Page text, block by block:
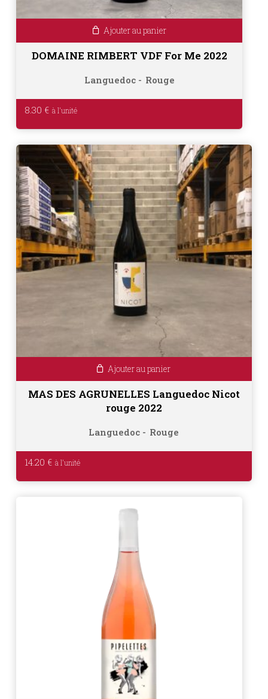
Ajouter au panier
DOMAINE RIMBERT VDF For Me 2022
Languedoc Rouge
8.30 €
Ajouter au panier
MAS DES AGRUNELLES Languedoc Nicot
rouge 2022
Languedoc Rouge
14.20 €